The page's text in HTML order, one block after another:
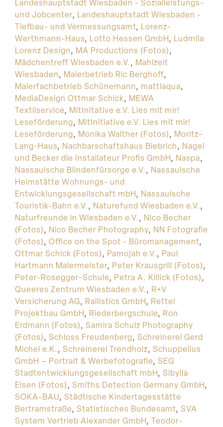
Landeshauptstadt Wiesbaden - Sozialleistungs-
und Jobcenter, Landeshauptstadt Wiesbaden -
Tiefbau- und Vermessungsamt, Lorenz-
Werthmann-Haus, Lotto Hessen GmbH, Ludmila
Lorenz Design, MA Productions (Fotos),
Mädchentreff Wiesbaden e.V., Mahlzeit
Wiesbaden, Malerbetrieb Ric Berghoff,
Malerfachbetrieb Schünemann, mattiaqua,
MediaDesign Ottmar Schick, MEWA
Textilservice, MitInitative e.V. Lies mit mir!
Leseförderung, MitInitiative e.V. Lies mit mir!
Leseförderung, Monika Walther (Fotos), Moritz-
Lang-Haus, Nachbarschaftshaus Biebrich, Nagel
und Becker die Installateur Profis GmbH, Naspa,
Nassauische Blindenfürsorge e.V., Nassauische
Heimstätte Wohnungs- und
Entwicklungsgesellschaft mbH, Nassauische
Touristik-Bahn e.V., Naturefund Wiesbaden e.V.,
Naturfreunde in Wiesbaden e.V., Nico Becher
(Fotos), Nico Becher Photography, NN Fotografie
(Fotos), Office on the Spot - Büromanagement,
Ottmar Schick (Fotos), Pamojah e.V., Paul
Hartmann Malermeister, Peter Krausgrill (Fotos),
Peter-Rosegger-Schule, Petra A. Killick (Fotos),
Queeres Zentrum Wiesbaden e.V., R+V
Versicherung AG, Railistics GmbH, Rettel
Projektbau GmbH, Riederbergschule, Ron
Erdmann (Fotos), Samira Schulz Photography
(Fotos), Schloss Freudenberg, Schreinerei Gerd
Michel e.K., Schreinerei Trendholz, Schuppelius
GmbH – Portrait & Werbefotografie, SEG
Stadtentwicklungsgesellschaft mbH, Sibylla
Eisen (Fotos), Smiths Detection Germany GmbH,
SOKA-BAU, Städtische Kindertagesstätte
Bertramstraße, Statistisches Bundesamt, SVA
System Vertrieb Alexander GmbH, Teodor-